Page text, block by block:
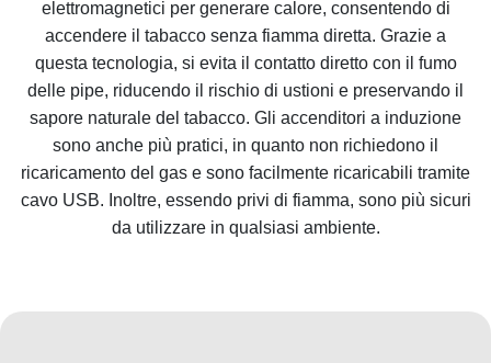
elettromagnetici per generare calore, consentendo di
accendere il tabacco senza fiamma diretta. Grazie a
questa tecnologia, si evita il contatto diretto con il fumo
delle pipe, riducendo il rischio di ustioni e preservando il
sapore naturale del tabacco. Gli accenditori a induzione
sono anche più pratici, in quanto non richiedono il
ricaricamento del gas e sono facilmente ricaricabili tramite
cavo USB. Inoltre, essendo privi di fiamma, sono più sicuri
da utilizzare in qualsiasi ambiente.